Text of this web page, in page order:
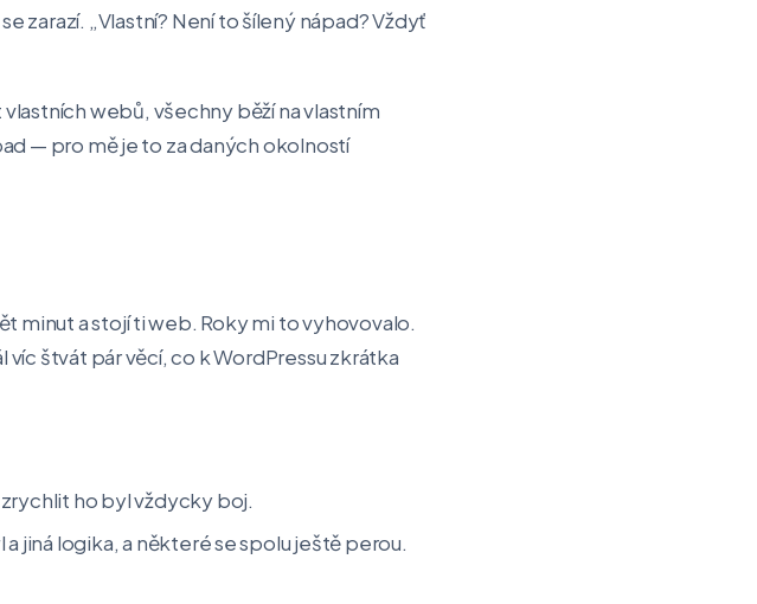
zarazí. „Vlastní? Není to šílený nápad? Vždyť
webů, všechny běží na vlastním
— pro mě je to za daných okolností
minut a stojí ti web. Roky mi to vyhovovalo.
víc štvát pár věcí, co k WordPressu zkrátka
ho byl vždycky boj.
a jiná logika, a některé se spolu ještě perou.